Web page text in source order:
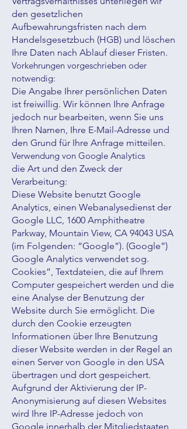
den gesetzlichen
Aufbewahrungsfristen nach dem
Handelsgesetzbuch (HGB) und löschen
Ihre Daten nach Ablauf dieser Fristen.
Vorkehrungen vorgeschrieben oder
notwendig:
Die Angabe Ihrer persönlichen Daten
ist freiwillig. Wir können Ihre Anfrage
jedoch nur bearbeiten, wenn Sie uns
Ihren Namen, Ihre E-Mail-Adresse und
den Grund für Ihre Anfrage mitteilen.
Verwendung von Google Analytics
die Art und den Zweck der
Verarbeitung:
Diese Website benutzt Google
Analytics, einen Webanalysedienst der
Google LLC, 1600 Amphitheatre
Parkway, Mountain View, CA 94043 USA
(im Folgenden: “Google”). (Google”)
Google Analytics verwendet sog.
Cookies”, Textdateien, die auf Ihrem
Computer gespeichert werden und die
eine Analyse der Benutzung der
Website durch Sie ermöglicht. Die
durch den Cookie erzeugten
Informationen über Ihre Benutzung
dieser Website werden in der Regel an
einen Server von Google in den USA
übertragen und dort gespeichert.
Aufgrund der Aktivierung der IP-
Anonymisierung auf diesen Websites
wird Ihre IP-Adresse jedoch von
Google innerhalb der Mitgliedstaaten